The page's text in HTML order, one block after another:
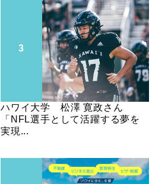
ハワイ大学 松澤 寛政さん
「NFL選手として活躍する夢を
実現...